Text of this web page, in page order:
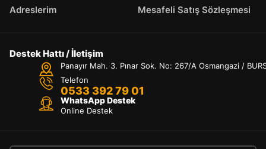
Adreslerim
Mesafeli Satış Sözleşmesi
Destek Hattı / İletişim
Panayır Mah. 3. Pınar Sok. No: 267/A Osmangazi /
Telefon
0533 392 79 01
WhatsApp Destek
Online Destek